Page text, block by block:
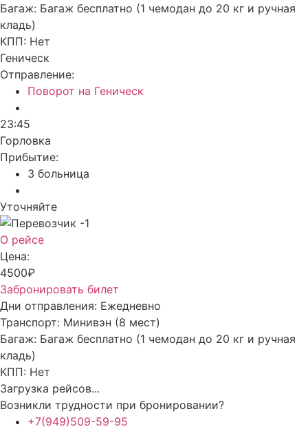
Багаж: Багаж бесплатно (1 чемодан до 20 кг и ручная
кладь)
КПП: Нет
Геническ
Отправление:
Поворот на Геническ
23:45
Горловка
Прибытие:
3 больница
Уточняйте
О рейсе
Цена:
4500₽
Забронировать билет
Дни отправления: Ежедневно
Транспорт: Минивэн (8 мест)
Багаж: Багаж бесплатно (1 чемодан до 20 кг и ручная
кладь)
КПП: Нет
Загрузка рейсов...
Возникли трудности при бронировании?
+7(949)509-59-95